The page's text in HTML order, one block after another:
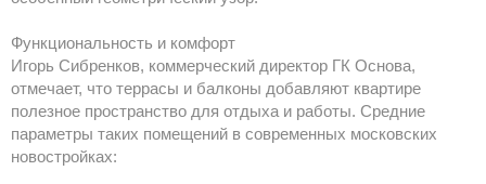
Функциональность и комфорт
Игорь Сибренков, коммерческий директор ГК Основа,
отмечает, что террасы и балконы добавляют квартире
полезное пространство для отдыха и работы. Средние
параметры таких помещений в современных московских
новостройках: